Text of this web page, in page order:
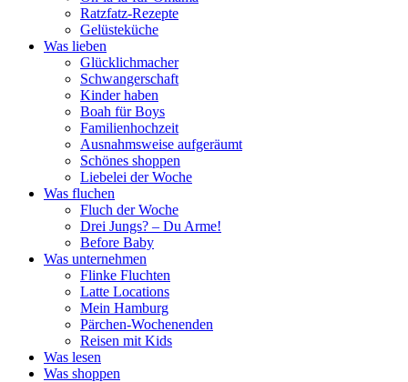
Ratzfatz-Rezepte
Gelüsteküche
Was lieben
Glücklichmacher
Schwangerschaft
Kinder haben
Boah für Boys
Familienhochzeit
Ausnahmsweise aufgeräumt
Schönes shoppen
Liebelei der Woche
Was fluchen
Fluch der Woche
Drei Jungs? – Du Arme!
Before Baby
Was unternehmen
Flinke Fluchten
Latte Locations
Mein Hamburg
Pärchen-Wochenenden
Reisen mit Kids
Was lesen
Was shoppen